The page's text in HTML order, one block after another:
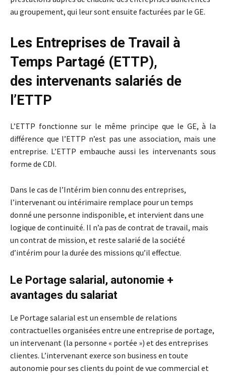
au groupement, qui leur sont ensuite facturées par le GE.
Les Entreprises de Travail à
Temps Partagé (ETTP),
des intervenants salariés de
l’ETTP
L’ETTP fonctionne sur le même principe que le GE, à la
différence que l’ETTP n’est pas une association, mais une
entreprise. L’ETTP embauche aussi les intervenants sous
forme de CDI.
Dans le cas de l’Intérim bien connu des entreprises,
l’intervenant ou intérimaire remplace pour un temps
donné une personne indisponible, et intervient dans une
logique de continuité. Il n’a pas de contrat de travail, mais
un contrat de mission, et reste salarié de la société
d’intérim pour la durée des missions qu’il effectue.
Le Portage salarial, autonomie +
avantages du salariat
Le Portage salarial est un ensemble de relations
contractuelles organisées entre une entreprise de portage,
un intervenant (la personne « portée ») et des entreprises
clientes. L’intervenant exerce son business en toute
autonomie pour ses clients du point de vue commercial et